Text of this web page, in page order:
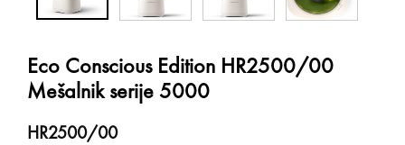
Eco Conscious Edition HR2500/00
Mešalnik serije 5000
HR2500/00